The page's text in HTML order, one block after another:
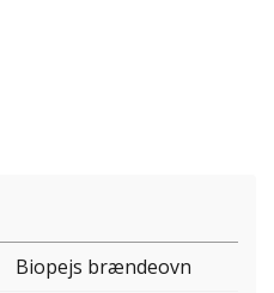
Biopejs brændeovn